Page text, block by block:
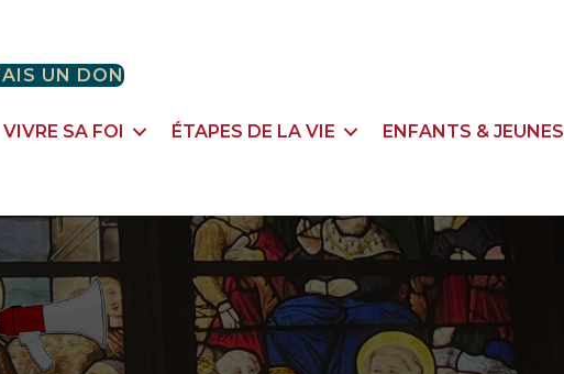
UN DON
VIVRE SA FOI ÉTAPES DE LA VIE ENFANTS & JEUNES